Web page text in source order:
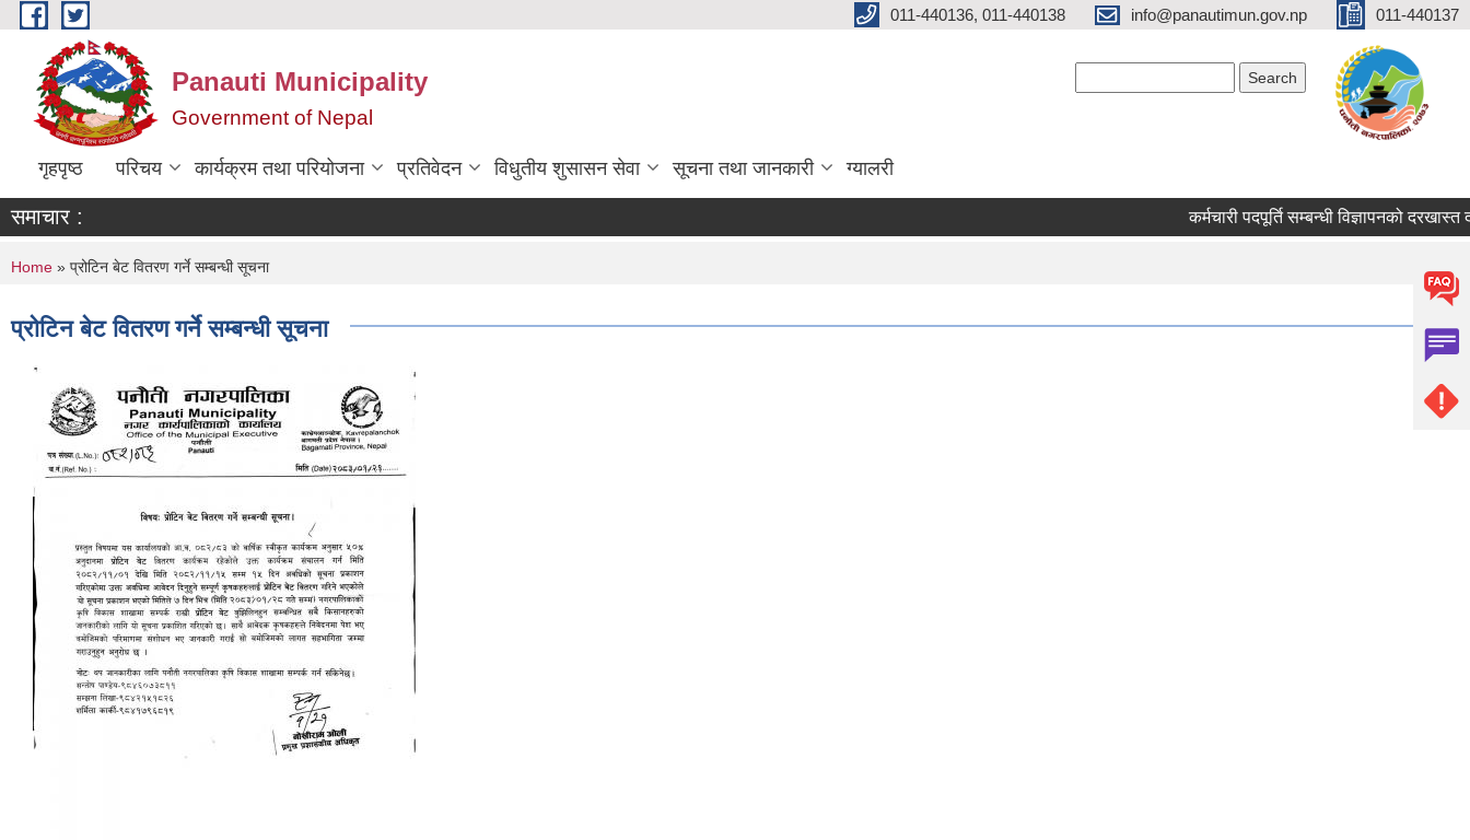
Skip to main content 011-440136, 011-440138 info@panautimun.gov.np 011-440137
Panauti Municipality
Government of Nepal
गृहपृष्ठ परिचय कार्यक्रम तथा परियोजना प्रतिवेदन विधुतीय शुसासन सेवा सूचना तथा जानकारी ग्यालरी
समाचार : कर्मचारी पदपूर्ति सम्बन्धी विज्ञापनको दरखास्त
You are here
Home » प्रोटिन बेट वितरण गर्ने सम्बन्धी सूचना
प्रोटिन बेट वितरण गर्ने सम्बन्धी सूचना